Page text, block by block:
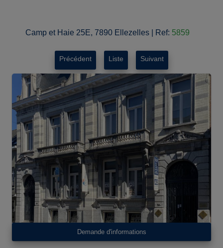
Camp et Haie 25E, 7890 Ellezelles Ref: 5859
Précédent Liste Suivant
Demande d'informations